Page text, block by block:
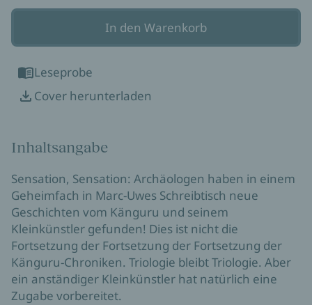
In den Warenkorb
Leseprobe
Cover herunterladen
Inhaltsangabe
Sensation, Sensation: Archäologen haben in einem
Geheimfach in Marc-Uwes Schreibtisch neue
Geschichten vom Känguru und seinem
Kleinkünstler gefunden! Dies ist nicht die
Fortsetzung der Fortsetzung der Fortsetzung der
Känguru-Chroniken. Triologie bleibt Triologie. Aber
ein anständiger Kleinkünstler hat natürlich eine
Zugabe vorbereitet.